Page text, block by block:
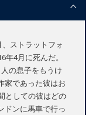
ストラットフォ
4月に死んだ。
の息子をもうけ
家であった彼はお
としての彼はどの
ドンに馬車で行っ